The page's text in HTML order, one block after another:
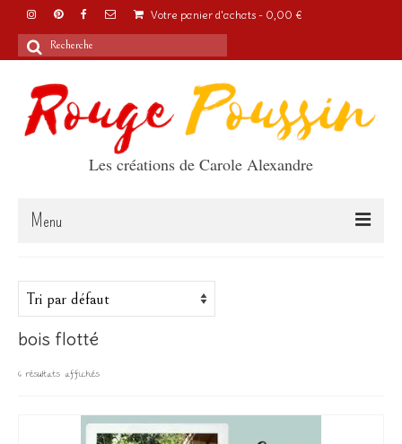
Votre panier d'achats - 0,00 €
Rechercher
Les créations de Carole Alexandre
Menu
Articles
A propos
Boutique
Les Créations
bois flotté
6 résultats affichés